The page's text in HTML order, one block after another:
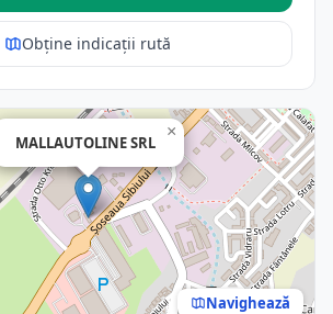
Obține indicații rută
MALLAUTOLINE SRL
×
Navighează